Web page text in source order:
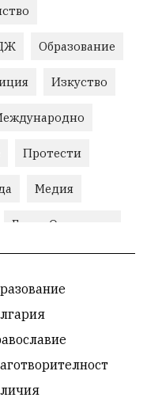
Образование
Изкуство
Протести
Медия
Горна Оряховица